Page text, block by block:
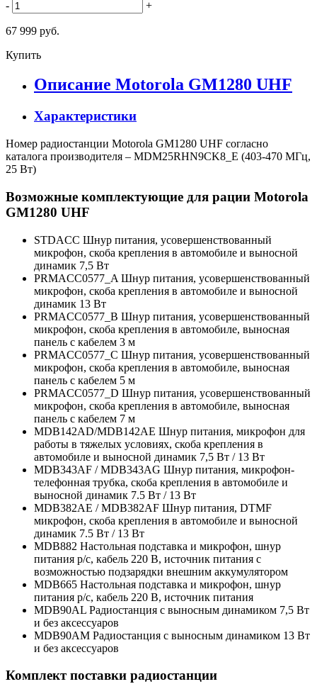
- +
67 999 руб.
Купить
Описание Motorola GM1280 UHF
Характеристики
Номер радиостанции Motorola GM1280 UHF согласно
каталога производителя – MDM25RHN9CK8_E (403-470 МГц,
25 Вт)
Возможные комплектующие для рации Motorola
GM1280 UHF
STDACC Шнур питания, усовершенствованный
микрофон, скоба крепления в автомобиле и выносной
динамик 7,5 Вт
PRMACC0577_A Шнур питания, усовершенствованный
микрофон, скоба крепления в автомобиле и выносной
динамик 13 Вт
PRMACC0577_B Шнур питания, усовершенствованный
микрофон, скоба крепления в автомобиле, выносная
панель с кабелем 3 м
PRMACC0577_C Шнур питания, усовершенствованный
микрофон, скоба крепления в автомобиле, выносная
панель с кабелем 5 м
PRMACC0577_D Шнур питания, усовершенствованный
микрофон, скоба крепления в автомобиле, выносная
панель с кабелем 7 м
MDB142AD/MDB142AE Шнур питания, микрофон для
работы в тяжелых условиях, скоба крепления в
автомобиле и выносной динамик 7,5 Вт / 13 Вт
MDB343AF / MDB343AG Шнур питания, микрофон-
телефонная трубка, скоба крепления в автомобиле и
выносной динамик 7.5 Вт / 13 Вт
MDB382AE / MDB382AF Шнур питания, DTMF
микрофон, скоба крепления в автомобиле и выносной
динамик 7.5 Вт / 13 Вт
MDB882 Настольная подставка и микрофон, шнур
питания р/с, кабель 220 В, источник питания с
возможностью подзарядки внешним аккумулятором
MDB665 Настольная подставка и микрофон, шнур
питания р/с, кабель 220 В, источник питания
MDB90AL Радиостанция с выносным динамиком 7,5 Вт
и без аксессуаров
MDB90AM Радиостанция с выносным динамиком 13 Вт
и без аксессуаров
Комплект поставки радиостанции